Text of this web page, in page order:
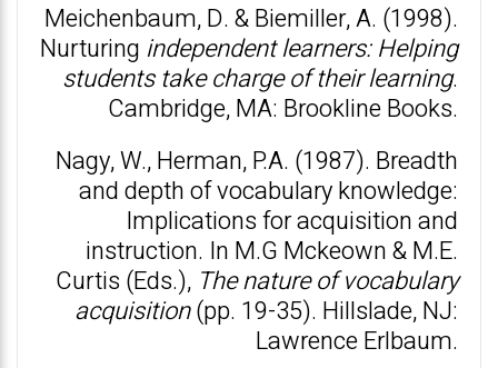
Meichenbaum, D. & Biemiller, A. (1998).
Nurturing independent learners: Helping
students take charge of their learning.
Cambridge, MA: Brookline Books.
Nagy, W., Herman, P.A. (1987). Breadth
and depth of vocabulary knowledge:
Implications for acquisition and
instruction. In M.G Mckeown & M.E.
Curtis (Eds.), The nature of vocabulary
acquisition(pp. 19-35). Hillslade, NJ:
Lawrence Erlbaum.